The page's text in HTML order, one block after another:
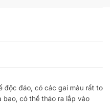
độc đáo, có các gai màu rất to
bao, có thể tháo ra lắp vào